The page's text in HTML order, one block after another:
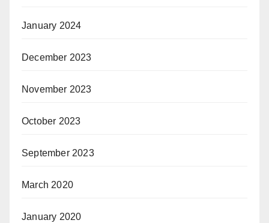
January 2024
December 2023
November 2023
October 2023
September 2023
March 2020
January 2020